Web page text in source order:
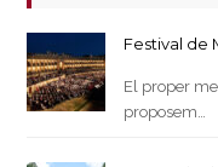
Festival de
El proper
proposem…